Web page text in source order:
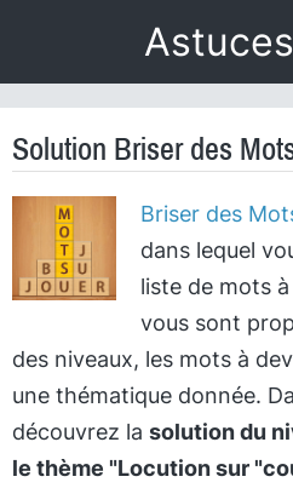
Solution Briser des
Briser des
dans lequel
liste de mots
vous sont
des niveaux, les mots à
une thématique donnée.
découvrez la solution du
le thème "Locution sur